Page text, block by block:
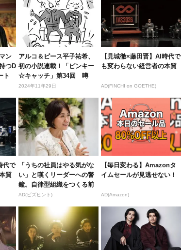
ン
つD
ト
アルコ＆ピース平子祐希、
初の小説連載！「ピンキー
☆キャッチ」第34回 噂
2024年11年29日
【見城徹×藤田晋】AI時代で
も変わらない経営者の本質
AD(FINCHI on GOETHE)
代で
質
「うちの社員はやる気がな
い」と嘆くリーダーへの警
鐘。自律型組織をつくる前
に外せな...
AD(ビズヒント)
【毎日変わる】Amazonタ
イムセールが見逃せない！
AD(Amazon)